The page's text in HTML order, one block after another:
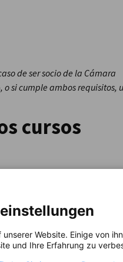
de ser socio de la Cámara
si cumple ambos requisitos,
cursos
final (las sesiones se
Website. Einige von
und Ihre Erfahrung zu